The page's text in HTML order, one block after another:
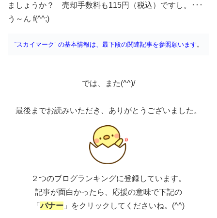
ましょうか？ 売却手数料も115円（税込）ですし。･･･
う～ん f(^^;)
“スカイマーク” の基本情報は、最下段の関連記事を参照願います 。
では、また(^^)/
最後までお読みいただき、ありがとうございました。
２つのブログランキングに登録しています。
記事が面白かったら、応援の意味で下記の
「バナー 」をクリックしてくださいね。(^^)